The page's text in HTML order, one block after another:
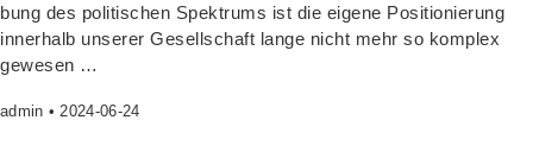
bung des poli­ti­schen Spek­trums ist die eige­ne Posi­tio­nie­rung
inner­halb unse­rer Gesell­schaft lan­ge nicht mehr so kom­plex
gewesen …
admin 2024-06-24